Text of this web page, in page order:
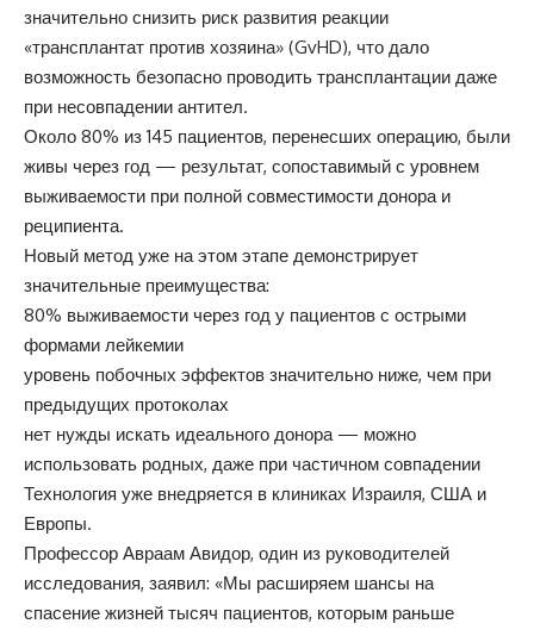
значительно снизить риск развития реакции
«трансплантат против хозяина» (GvHD), что дало
возможность безопасно проводить трансплантации даже
при несовпадении антител.
Около 80% из 145 пациентов, перенесших операцию, были
живы через год — результат, сопоставимый с уровнем
выживаемости при полной совместимости донора и
реципиента.
Новый метод уже на этом этапе демонстрирует
значительные преимущества:
80% выживаемости через год у пациентов с острыми
формами лейкемии
уровень побочных эффектов значительно ниже, чем при
предыдущих протоколах
нет нужды искать идеального донора — можно
использовать родных, даже при частичном совпадении
Технология уже внедряется в клиниках Израиля, США и
Европы.
Профессор Авраам Авидор, один из руководителей
исследования, заявил: «Мы расширяем шансы на
спасение жизней тысяч пациентов, которым раньше